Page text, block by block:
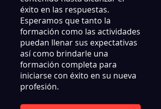
éxito en las respuestas.
Esperamos que tanto la
formación como las actividades
puedan llenar sus expectativas
así como brindarle una
formación completa para
iniciarse con éxito en su nueva
profesión.